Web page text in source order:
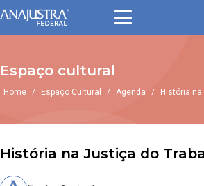
Espaço cultural
Home / Espaço Cultural / Agenda / História
História na Justiça do